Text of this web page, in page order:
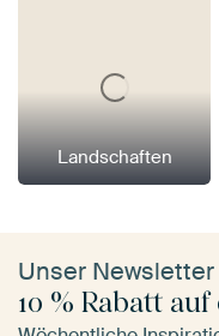
Landschaften
Unser
10 % Rabatt